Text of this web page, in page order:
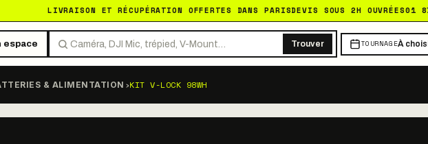
LIVRAISON ET RÉCUPÉRATION OFFERTES DANS PARISDEVIS SOUS 2H OUVRÉES01
espace Trouver TOURNAGEÀ
& ALIMENTATION ›KIT V-LOCK 98WH